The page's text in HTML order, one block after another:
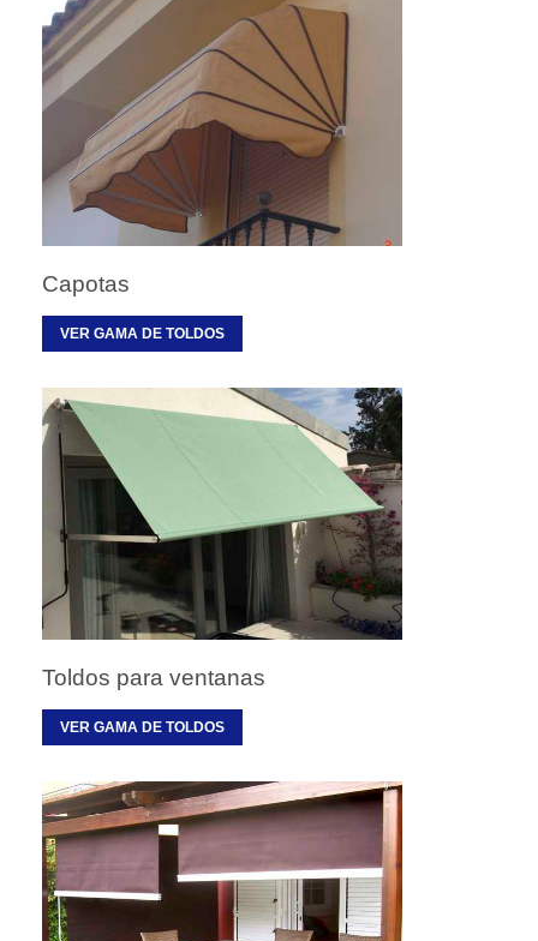
Capotas
VER GAMA DE TOLDOS
Toldos para ventanas
VER GAMA DE TOLDOS